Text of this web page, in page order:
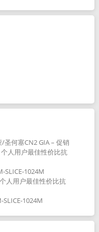
何塞CN2 GIA – 促销
人用户最佳性价比抗
SLICE-1024M
人用户最佳性价比抗
1024M